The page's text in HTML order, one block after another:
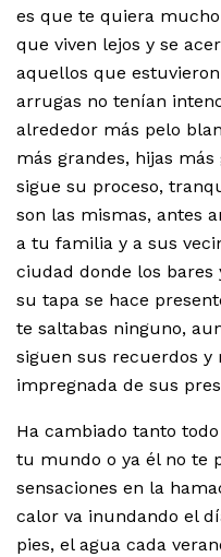
es que te quiera
que viven lejos y se
aquellos que
arrugas no tenían
alrededor más pelo
más grandes, hijas
sigue su proceso,
son las mismas, antes
a tu familia y a sus
ciudad donde los
su tapa se hace
te saltabas ninguno,
siguen sus recuerdos
impregnada de sus
Ha cambiado tanto
tu mundo o ya él no te
sensaciones en la
calor va inundando el
pies, el agua cada